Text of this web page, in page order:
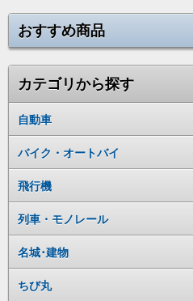
おすすめ商品
カテゴリから探す
自動車
バイク・オートバイ
飛行機
列車・モノレール
名城･建物
ちび丸